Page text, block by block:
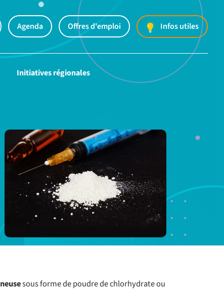
Agenda Offres d'emploi Infos utiles
Initiatives régionales
sous forme de poudre de chlorhydrate ou